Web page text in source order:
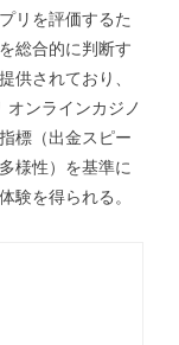
リを評価するた
総合的に判断す
供されており、
オンラインカジノ
標（出金スピー
様性）を基準に
験を得られる。